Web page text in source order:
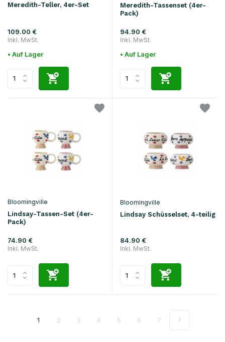
Meredith-Teller, 4er-Set
109.00 €
Inkl. MwSt.
• Auf Lager
Meredith-Tassenset (4er-
Pack)
94.90 €
Inkl. MwSt.
• Auf Lager
Bloomingville
Lindsay-Tassen-Set (4er-
Pack)
74.90 €
Inkl. MwSt.
Bloomingville
Lindsay Schüsselset, 4-teilig
84.90 €
Inkl. MwSt.
1 2 3 4 5 6 7